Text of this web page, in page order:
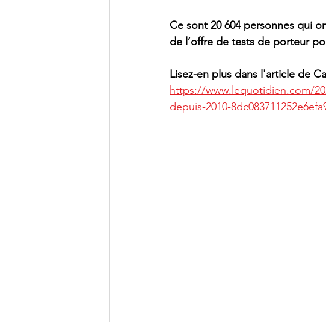
Publications
Ce sont 20 604 personnes qui
de l’offre de tests de porteur
Lisez-en plus dans l'article de
https://www.lequotidien.com/
depuis-2010-